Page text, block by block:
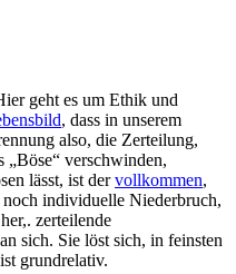
geht es um Ethik und
, dass in unserem
also, die Zerteilung,
„Böse“ verschwinden,
lässt, ist dervollkommen,
individuelle Niederbruch,
zerteilende
sich. Sie löst sich, in feinsten
grundrelativ.